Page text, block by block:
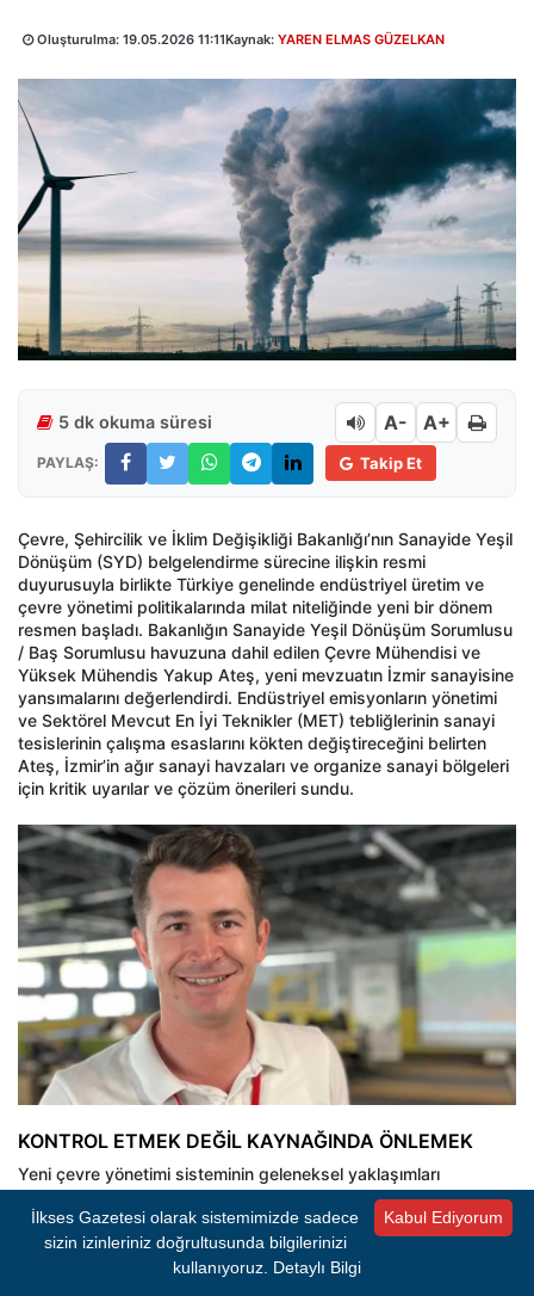
Oluşturulma: 19.05.2026 11:11Kaynak: YAREN ELMAS GÜZELKAN
5 dk okuma süresi A- A+
PAYLAŞ: Takip Et
Çevre, Şehircilik ve İklim Değişikliği Bakanlığı’nın Sanayide Yeşil
Dönüşüm (SYD) belgelendirme sürecine ilişkin resmi
duyurusuyla birlikte Türkiye genelinde endüstriyel üretim ve
çevre yönetimi politikalarında milat niteliğinde yeni bir dönem
resmen başladı. Bakanlığın Sanayide Yeşil Dönüşüm Sorumlusu
/ Baş Sorumlusu havuzuna dahil edilen Çevre Mühendisi ve
Yüksek Mühendis Yakup Ateş, yeni mevzuatın İzmir sanayisine
yansımalarını değerlendirdi. Endüstriyel emisyonların yönetimi
ve Sektörel Mevcut En İyi Teknikler (MET) tebliğlerinin sanayi
tesislerinin çalışma esaslarını kökten değiştireceğini belirten
Ateş, İzmir’in ağır sanayi havzaları ve organize sanayi bölgeleri
için kritik uyarılar ve çözüm önerileri sundu.
KONTROL ETMEK DEĞİL KAYNAĞINDA ÖNLEMEK
Yeni çevre yönetimi sisteminin geleneksel yaklaşımları
tamamen tasfiye ettiğini ve üretim süreçlerinde köklü bir
transformasyon baskısı oluşturacağını ifade eden Ateş,
“Cumhuriyet tarihimizin çevre yönetimi açısından en köklü ve
yapısal dönüşümlerinden birine tanıklık ediyoruz. Yeni sistem,
Kabul Ediyorum
İlkses Gazetesi olarak sistemimizde sadece
sizin izinleriniz doğrultusunda bilgilerinizi
kullanıyoruz. Detaylı Bilgi